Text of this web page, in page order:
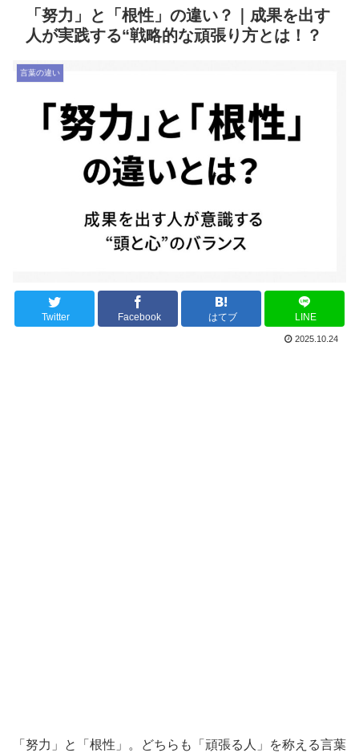
「努力」と「根性」の違い？｜成果を出す
人が実践する“戦略的な頑張り方とは！？
言葉の違い
Twitter Facebook はてブ LINE
2025.10.24
「努力」と「根性」。どちらも「頑張る人」を称える言葉